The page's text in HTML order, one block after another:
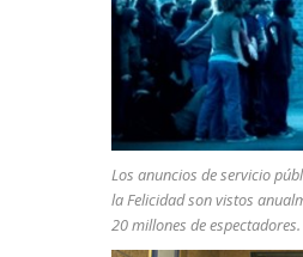
Los anuncios de servicio
la Felicidadson vistos
20 millones de espectadores.